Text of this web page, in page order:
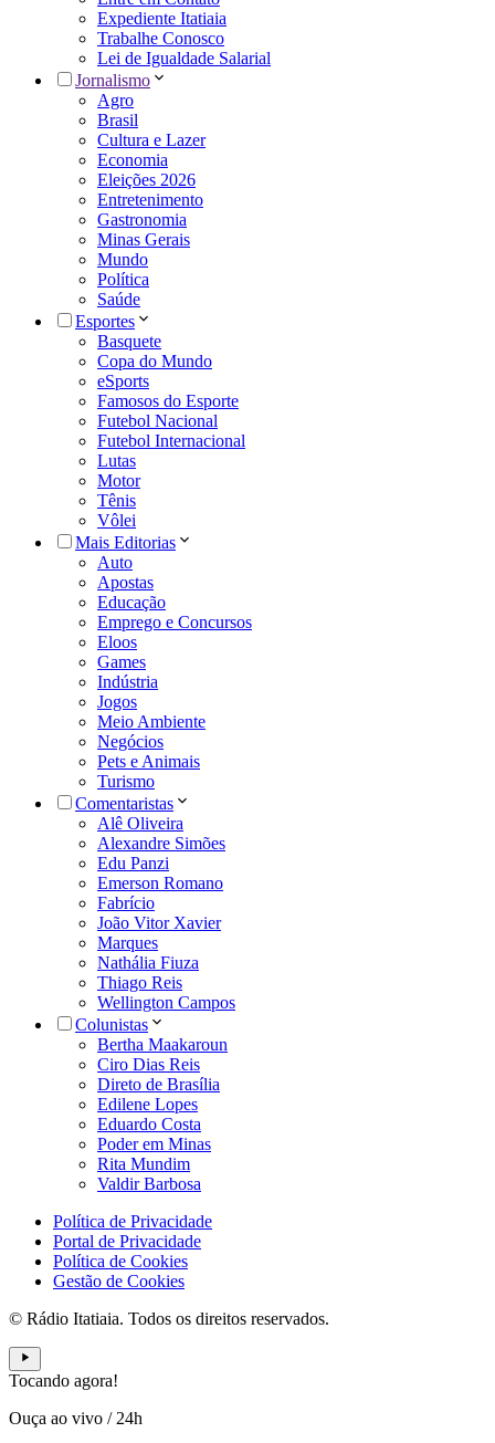
Expediente Itatiaia
Trabalhe Conosco
Lei de Igualdade Salarial
Jornalismo
Agro
Brasil
Cultura e Lazer
Economia
Eleições 2026
Entretenimento
Gastronomia
Minas Gerais
Mundo
Política
Saúde
Esportes
Basquete
Copa do Mundo
eSports
Famosos do Esporte
Futebol Nacional
Futebol Internacional
Lutas
Motor
Tênis
Vôlei
Mais Editorias
Auto
Apostas
Educação
Emprego e Concursos
Eloos
Games
Indústria
Jogos
Meio Ambiente
Negócios
Pets e Animais
Turismo
Comentaristas
Alê Oliveira
Alexandre Simões
Edu Panzi
Emerson Romano
Fabrício
João Vitor Xavier
Marques
Nathália Fiuza
Thiago Reis
Wellington Campos
Colunistas
Bertha Maakaroun
Ciro Dias Reis
Direto de Brasília
Edilene Lopes
Eduardo Costa
Poder em Minas
Rita Mundim
Valdir Barbosa
Política de Privacidade
Portal de Privacidade
Política de Cookies
Gestão de Cookies
© Rádio Itatiaia. Todos os direitos reservados.
Tocando agora!
Ouça ao vivo / 24h